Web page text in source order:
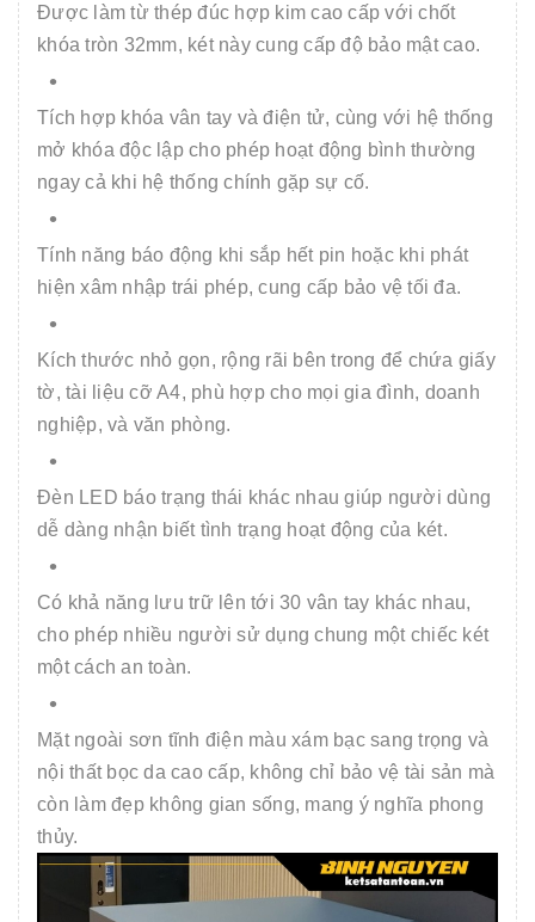
Được làm từ thép đúc hợp kim cao cấp với chốt
khóa tròn 32mm, két này cung cấp độ bảo mật cao.
Tích hợp khóa vân tay và điện tử, cùng với hệ thống
mở khóa độc lập cho phép hoạt động bình thường
ngay cả khi hệ thống chính gặp sự cố.
Tính năng báo động khi sắp hết pin hoặc khi phát
hiện xâm nhập trái phép, cung cấp bảo vệ tối đa.
Kích thước nhỏ gọn, rộng rãi bên trong để chứa giấy
tờ, tài liệu cỡ A4, phù hợp cho mọi gia đình, doanh
nghiệp, và văn phòng.
Đèn LED báo trạng thái khác nhau giúp người dùng
dễ dàng nhận biết tình trạng hoạt động của két.
Có khả năng lưu trữ lên tới 30 vân tay khác nhau,
cho phép nhiều người sử dụng chung một chiếc két
một cách an toàn.
Mặt ngoài sơn tĩnh điện màu xám bạc sang trọng và
nội thất bọc da cao cấp, không chỉ bảo vệ tài sản mà
còn làm đẹp không gian sống, mang ý nghĩa phong
thủy.